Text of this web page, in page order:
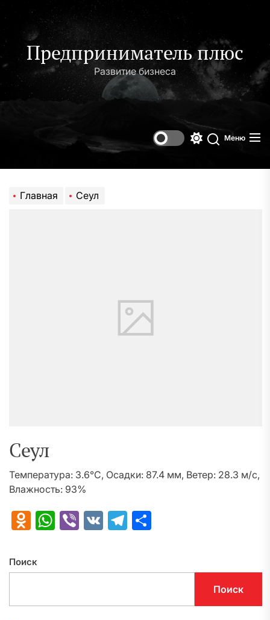
содержимому
Предприниматель плюс
Развитие бизнеса
Поиск
Меню
Главная Сеул
Сеул
Температура: 3.6°C, Осадки: 87.4 мм, Ветер: 28.3 м/с,
Влажность: 93%
Odnoklassniki
WhatsApp
Viber
VK Telegram
Поиск
Поиск